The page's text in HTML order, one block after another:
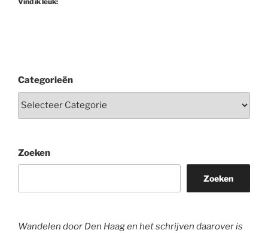
Categorieën
Zoeken
Zoeken
Wandelen door Den Haag en het schrijven daarover is